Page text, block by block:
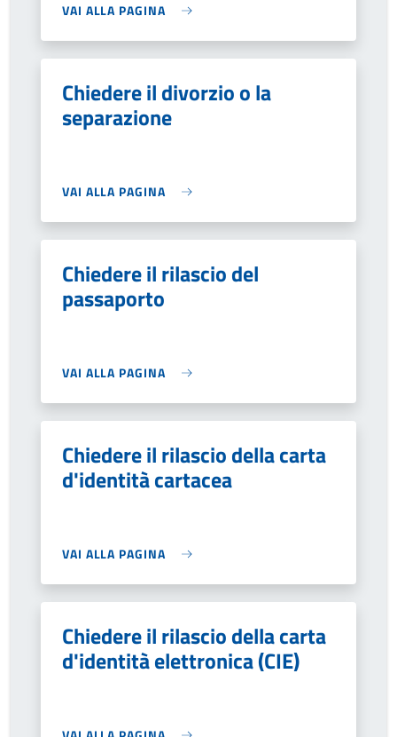
VAI ALLA PAGINA
Chiedere il divorzio o la
separazione
VAI ALLA PAGINA
Chiedere il rilascio del
passaporto
VAI ALLA PAGINA
Chiedere il rilascio della carta
d'identità cartacea
VAI ALLA PAGINA
Chiedere il rilascio della carta
d'identità elettronica (CIE)